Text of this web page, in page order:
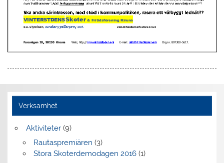
Verksamhet
Aktiviteter(9)
Rautaspremiären (3)
Stora Skoterdemodagen 2016(1)